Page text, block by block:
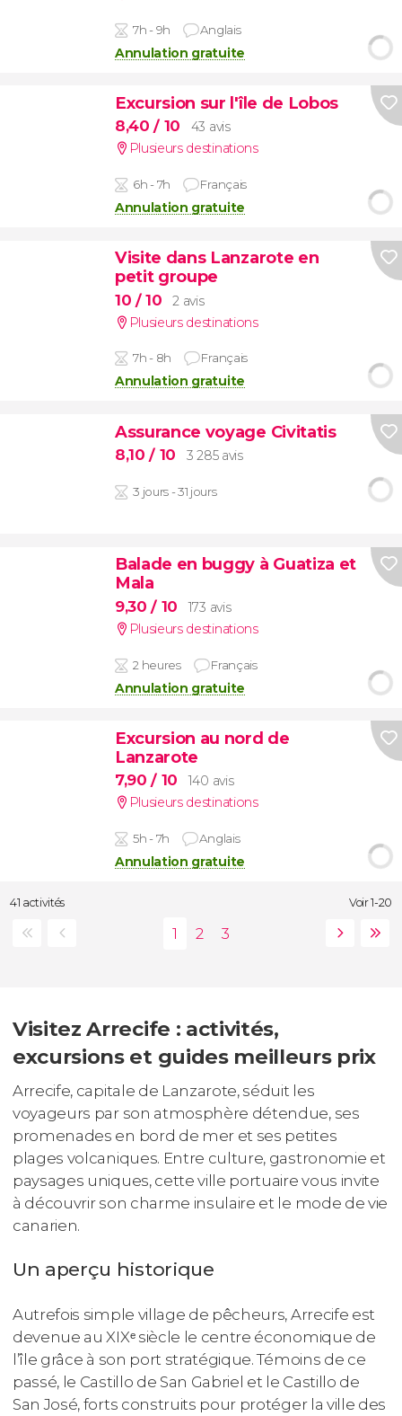
7h - 9h Anglais
Annulation gratuite
Excursion sur l'île de Lobos
8,40/ 10
43 avis
Plusieurs destinations
6h - 7h Français
Annulation gratuite
Visite dans Lanzarote en
petit groupe
10 / 10
2 avis
Plusieurs destinations
7h - 8h Français
Annulation gratuite
Assurance voyage Civitatis
8,10/ 10 3 285 avis
3 jours - 31 jours
Balade en buggy à Guatiza et
Mala
9,30/ 10
173 avis
Plusieurs destinations
2 heures Français
Annulation gratuite
Excursion au nord de
Lanzarote
7,90/ 10
140 avis
Plusieurs destinations
5h - 7h Anglais
Annulation gratuite
41 activités Voir 1-20
Visitez Arrecife : activités,
excursions et guides meilleurs prix
Arrecife, capitale de Lanzarote, séduit les
voyageurs par son atmosphère détendue, ses
promenades en bord de mer et ses petites
plages volcaniques. Entre culture, gastronomie et
paysages uniques, cette ville portuaire vous invite
à découvrir son charme insulaire et le mode de vie
canarien.
Un aperçu historique
Autrefois simple village de pêcheurs, Arrecife est
devenue au XIXᵉ siècle le centre économique de
l’île grâce à son port stratégique. Témoins de ce
passé, le Castillo de San Gabriel et le Castillo de
San José, forts construits pour protéger la ville des